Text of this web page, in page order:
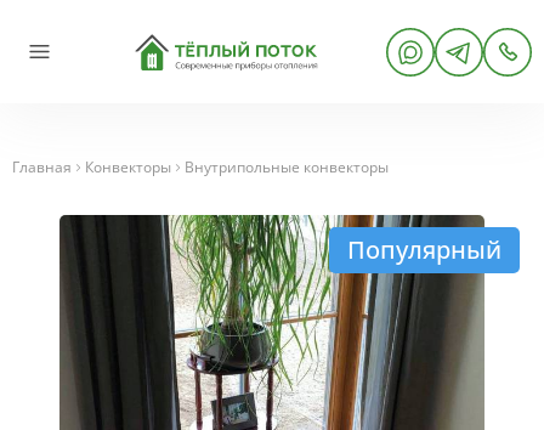
Главная Конвекторы Внутрипольные конвекторы
Популярный